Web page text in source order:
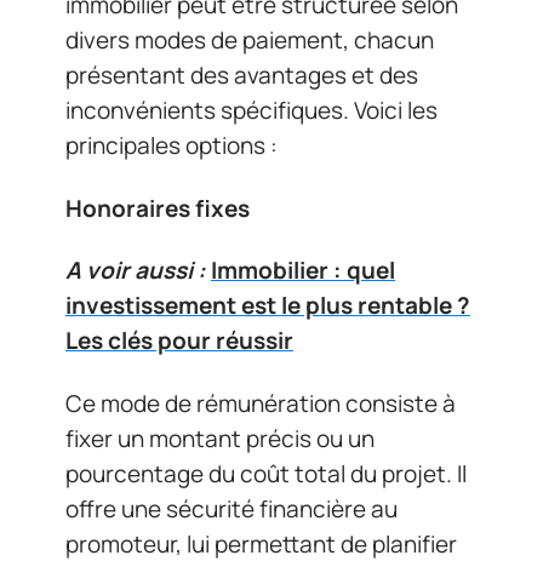
divers modes de paiement, chacun
présentant des avantages et des
inconvénients spécifiques. Voici les
principales options :
Honoraires fixes
A voir aussi :Immobilier : quel
investissement est le plus rentable ?
Les clés pour réussir
Ce mode de rémunération consiste à
fixer un montant précis ou un
pourcentage du coût total du projet. Il
offre une sécurité financière au
promoteur, lui permettant de planifier